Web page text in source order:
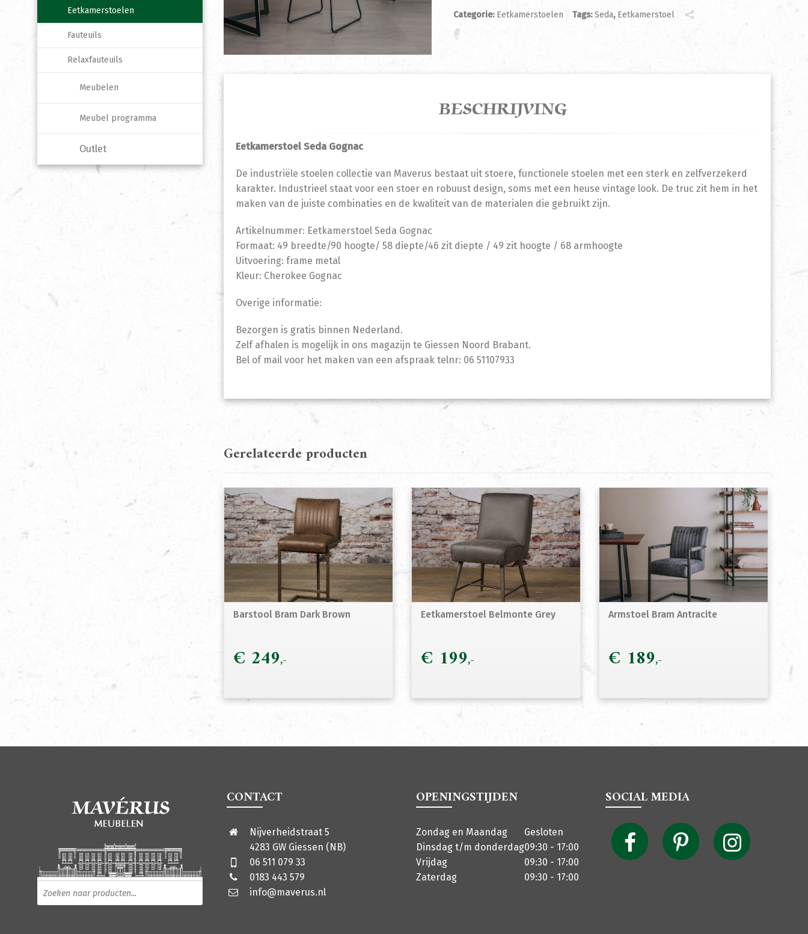
Categorie: Eetkamerstoelen Tags:Seda, Eetkamerstoel
BESCHRIJVING
Eetkamerstoel Seda Gognac
De industriële stoelen collectie van Maverus bestaat uit stoere, functionele stoelen met een sterk en zelfverzekerd
karakter. Industrieel staat voor een stoer en robuust design, soms met een heuse vintage look. De truc zit hem in het
maken van de juiste combinaties en de kwaliteit van de materialen die gebruikt zijn.
Artikelnummer: Eetkamerstoel Seda Gognac
Formaat: 49 breedte/90 hoogte/ 58 diepte/46 zit diepte / 49 zit hoogte / 68 armhoogte
Uitvoering: frame metal
Kleur: Cherokee Gognac
Overige informatie:
Bezorgen is gratis binnen Nederland.
Zelf afhalen is mogelijk in ons magazijn te Giessen Noord Brabant.
Bel of mail voor het maken van een afspraak telnr: 06 51107933
Gerelateerde producten
Barstool Bram Dark Brown
€ 249
Eetkamerstoel Belmonte Grey
€ 199
Armstoel Bram Antracite
€ 189
Eetkamerstoelen
Fauteuils
Relaxfauteuils
Meubelen
Meubel programma
Outlet
CONTACT
Nijverheidstraat 5
4283 GW Giessen (NB)
06 511 079 33
0183 443 579
info@maverus.nl
OPENINGSTIJDEN
Zondag en Maandag
Gesloten
Dinsdag t/m donderdag09:30 - 17:00
Vrijdag
09:30 - 17:00
Zaterdag
09:30 - 17:00
SOCIAL MEDIA